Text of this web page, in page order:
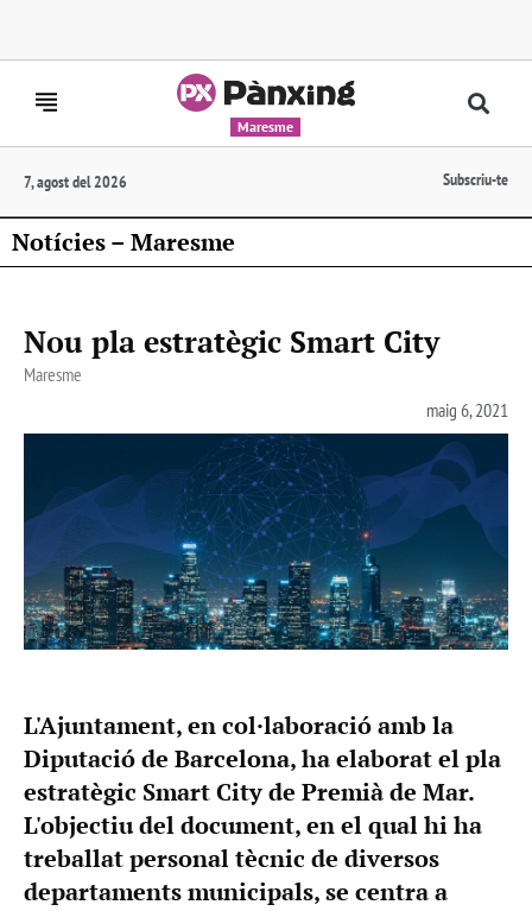
Maresme
7, agost del 2026 Subscriu-te
Notícies – Maresme
Nou pla estratègic Smart City
Maresme
maig 6, 2021
L'Ajuntament, en col·laboració amb la
Diputació de Barcelona, ha elaborat el pla
estratègic Smart City de Premià de Mar.
L'objectiu del document, en el qual hi ha
treballat personal tècnic de diversos
departaments municipals, se centra a